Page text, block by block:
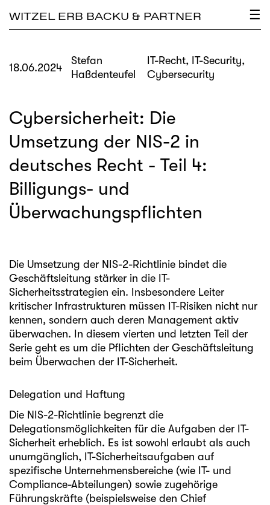
WITZEL ERB BACKU & PARTNER ☰
×
18.06.2024
Stefan
Haßdenteufel
IT-Recht, IT-Security,
Cybersecurity
Cybersicherheit: Die
Umsetzung der NIS-2 in
deutsches Recht - Teil 4:
Billigungs- und
Überwachungspflichten
Die Umsetzung der NIS-2-Richtlinie bindet die
Geschäftsleitung stärker in die IT-
Sicherheitsstrategien ein. Insbesondere Leiter
kritischer Infrastrukturen müssen IT-Risiken nicht nur
kennen, sondern auch deren Management aktiv
überwachen. In diesem vierten und letzten Teil der
Serie geht es um die Pflichten der Geschäftsleitung
beim Überwachen der IT-Sicherheit.
Delegation und Haftung
Die NIS-2-Richtlinie begrenzt die
Delegationsmöglichkeiten für die Aufgaben der IT-
Sicherheit erheblich. Es ist sowohl erlaubt als auch
unumgänglich, IT-Sicherheitsaufgaben auf
spezifische Unternehmensbereiche (wie IT- und
Compliance-Abteilungen) sowie zugehörige
Führungskräfte (beispielsweise den Chief